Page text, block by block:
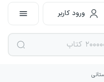
ورود کاربر